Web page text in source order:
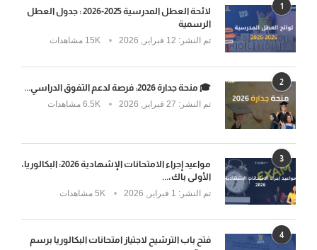
1
لائحة العطل المدرسية 2025-2026 : جدول العطل
الرسمية
تم النشر: 15K مشاهدات
2 🎓 منحة جدارة 2026: فرصة لدعم التفوق الدراسي...
تم النشر: 6.5K مشاهدات
3
مواعيد إجراء الامتحانات الإشهادية 2026: البكالوريا،
الأولى باك،...
تم النشر: 5K مشاهدات
4
فتح باب الترشيح لاجتياز امتحانات البكالوريا برسم